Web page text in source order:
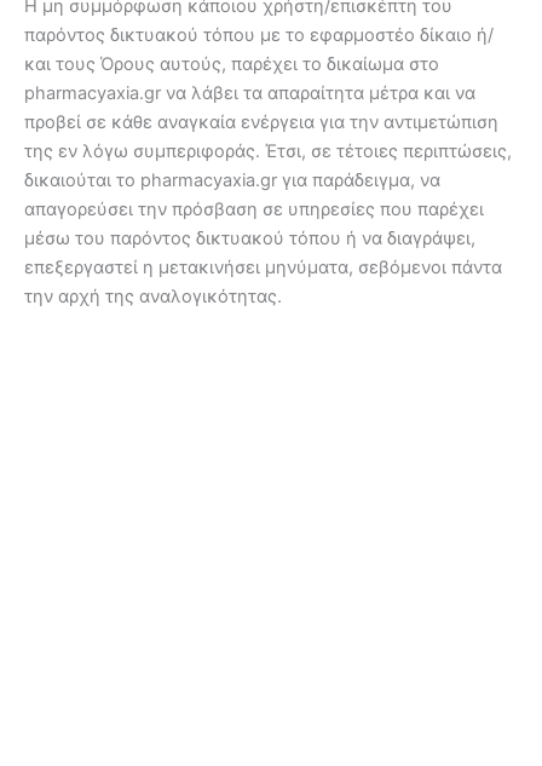
Η μη συμμόρφωση κάποιου χρήστη/επισκέπτη του
παρόντος δικτυακού τόπου με το εφαρμοστέο δίκαιο ή/
και τους Όρους αυτούς, παρέχει το δικαίωμα στο
pharmacyaxia.gr να λάβει τα απαραίτητα μέτρα και να
προβεί σε κάθε αναγκαία ενέργεια για την αντιμετώπιση
της εν λόγω συμπεριφοράς. Έτσι, σε τέτοιες περιπτώσεις,
δικαιούται το pharmacyaxia.gr για παράδειγμα, να
απαγορεύσει την πρόσβαση σε υπηρεσίες που παρέχει
μέσω του παρόντος δικτυακού τόπου ή να διαγράψει,
επεξεργαστεί η μετακινήσει μηνύματα, σεβόμενοι πάντα
την αρχή της αναλογικότητας.